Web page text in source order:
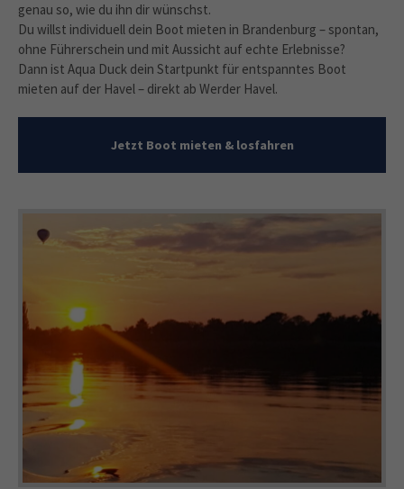
genau so, wie du ihn dir wünschst.
Du willst individuell dein Boot mieten in Brandenburg – spontan,
ohne Führerschein und mit Aussicht auf echte Erlebnisse?
Dann ist Aqua Duck dein Startpunkt für entspanntes Boot
mieten auf der Havel – direkt ab Werder Havel.
Jetzt Boot mieten & losfahren